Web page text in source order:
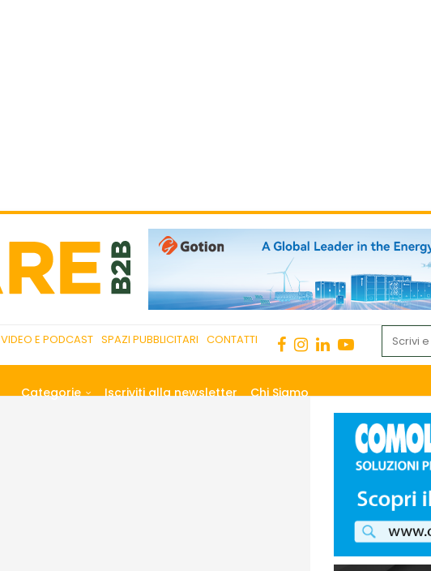
VIDEO E PODCAST SPAZI PUBBLICITARI CONTATTI
Categorie Iscriviti alla newsletter Chi Siamo